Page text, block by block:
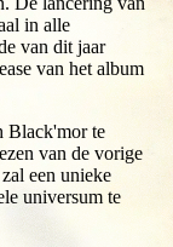
in alle
van dit jaar
van het album
Black'mor te
van de vorige
een unieke
universum te